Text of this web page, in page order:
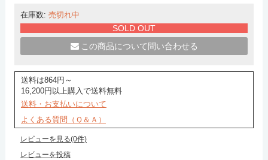
在庫数: 売切れ中
SOLD OUT
この商品について問い合わせる
送料は864円～
16,200円以上購入で送料無料
送料・お支払いについて
よくある質問（Ｑ＆Ａ）
レビューを見る(0件)
レビューを投稿